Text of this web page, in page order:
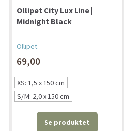
Ollipet City Lux Line |
Midnight Black
Ollipet
69,00
XS: 1,5 x 150 cm
S/M: 2,0 x 150 cm
Se produktet